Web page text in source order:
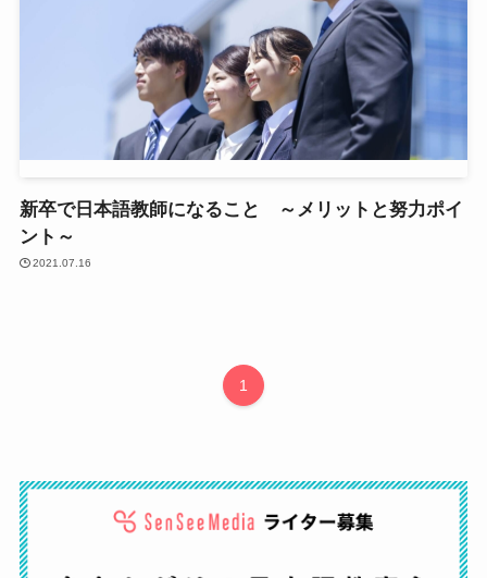
新卒で日本語教師になること ～メリットと努力ポイ
ント～
2021.07.16
1